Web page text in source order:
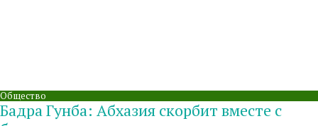
Общество
Бадра Гунба: Абхазия скорбит вместе с